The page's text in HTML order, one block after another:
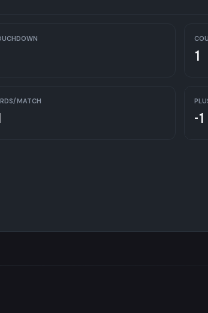
1
MATCH
-1